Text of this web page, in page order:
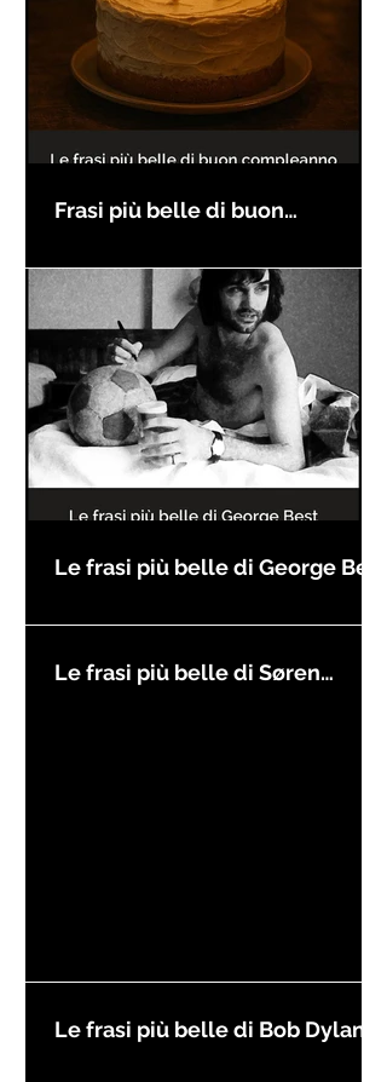
Frasi più belle di buon
Le frasi più belle di George Best
Le frasi più belle di Søren
Le frasi più belle di Bob Dylan